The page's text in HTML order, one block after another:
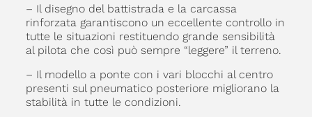
– Il disegno del battistrada e la carcassa
rinforzata garantiscono un eccellente controllo in
tutte le situazioni restituendo grande sensibilità
al pilota che così può sempre “leggere” il terreno.
– Il modello a ponte con i vari blocchi al centro
presenti sul pneumatico posteriore migliorano la
stabilità in tutte le condizioni.